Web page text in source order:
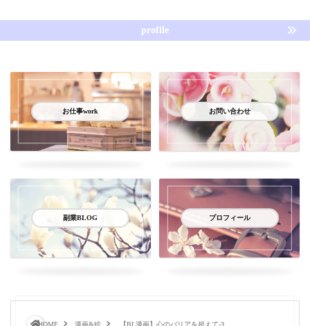
profile
お仕事work お問い合わせ
副業BLOG プロフィール
HOME 漫画&絵 【BL漫画】心のバリアを超えて-3